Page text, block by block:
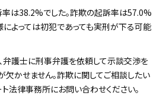
は38.2%でした。詐欺の起訴率は57.0%
によっては初犯であっても実刑が下る可能
弁護士に刑事弁護を依頼して示談交渉を
欠かせません。詐欺に関してご相談したい
法律事務所にお問い合わせください。